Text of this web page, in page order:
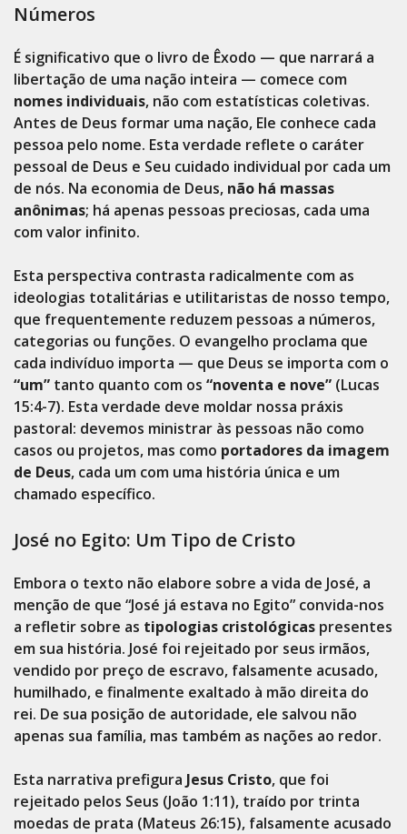
Números
É significativo que o livro de Êxodo — que narrará a
libertação de uma nação inteira — comece com
nomes individuais, não com estatísticas coletivas.
Antes de Deus formar uma nação, Ele conhece cada
pessoa pelo nome. Esta verdade reflete o caráter
pessoal de Deus e Seu cuidado individual por cada um
de nós. Na economia de Deus, não há massas
anônimas; há apenas pessoas preciosas, cada uma
com valor infinito.
Esta perspectiva contrasta radicalmente com as
ideologias totalitárias e utilitaristas de nosso tempo,
que frequentemente reduzem pessoas a números,
categorias ou funções. O evangelho proclama que
cada indivíduo importa — que Deus se importa com o
“um” tanto quanto com os “noventa e nove” (Lucas
15:4-7). Esta verdade deve moldar nossa práxis
pastoral: devemos ministrar às pessoas não como
casos ou projetos, mas como portadores da imagem
de Deus, cada um com uma história única e um
chamado específico.
José no Egito: Um Tipo de Cristo
Embora o texto não elabore sobre a vida de José, a
menção de que “José já estava no Egito” convida-nos
a refletir sobre as tipologias cristológicas presentes
em sua história. José foi rejeitado por seus irmãos,
vendido por preço de escravo, falsamente acusado,
humilhado, e finalmente exaltado à mão direita do
rei. De sua posição de autoridade, ele salvou não
apenas sua família, mas também as nações ao redor.
Esta narrativa prefigura Jesus Cristo, que foi
rejeitado pelos Seus (João 1:11), traído por trinta
moedas de prata (Mateus 26:15), falsamente acusado